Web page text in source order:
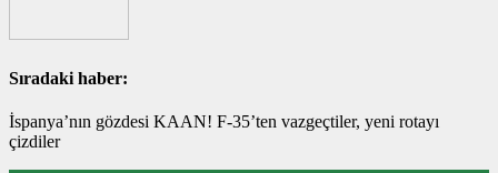
Sıradaki haber:
İspanya’nın gözdesi KAAN! F-35’ten vazgeçtiler, yeni rotayı
çizdiler